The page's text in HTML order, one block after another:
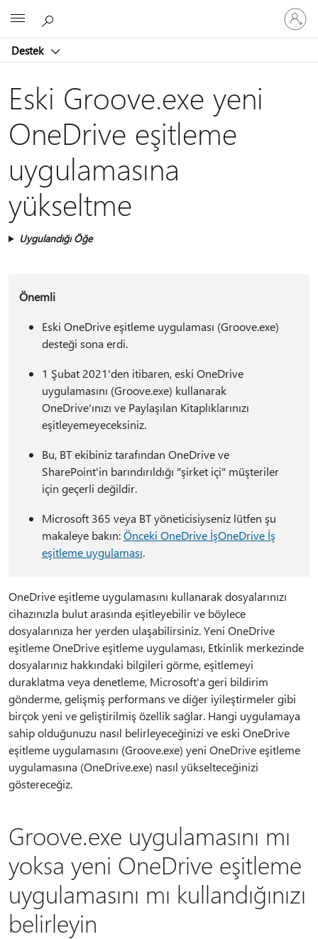
Destek
oturum
açın
Eski Groove.exe yeni
OneDrive eşitleme
uygulamasına
yükseltme
Uygulandığı Öğe
Önemli
Eski OneDrive eşitleme uygulaması (Groove.exe)
desteği sona erdi.
1 Şubat 2021'den itibaren, eski OneDrive
uygulamasını (Groove.exe) kullanarak
OneDrive'ınızı ve Paylaşılan Kitaplıklarınızı
eşitleyemeyeceksiniz.
Bu, BT ekibiniz tarafından OneDrive ve
SharePoint'in barındırıldığı "şirket içi" müşteriler
için geçerli değildir.
Microsoft 365 veya BT yöneticisiyseniz lütfen şu
makaleye bakın:Önceki OneDrive İşOneDrive İş
eşitleme uygulaması.
OneDrive eşitleme uygulamasını kullanarak dosyalarınızı
cihazınızla bulut arasında eşitleyebilir ve böylece
dosyalarınıza her yerden ulaşabilirsiniz. Yeni OneDrive
eşitleme OneDrive eşitleme uygulaması, Etkinlik merkezinde
dosyalarınız hakkındaki bilgileri görme, eşitlemeyi
duraklatma veya denetleme, Microsoft'a geri bildirim
gönderme, gelişmiş performans ve diğer iyileştirmeler gibi
birçok yeni ve geliştirilmiş özellik sağlar. Hangi uygulamaya
sahip olduğunuzu nasıl belirleyeceğinizi ve eski OneDrive
eşitleme uygulamasını (Groove.exe) yeni OneDrive eşitleme
uygulamasına (OneDrive.exe) nasıl yükselteceğinizi
göstereceğiz.
Groove.exe uygulamasını mı
yoksa yeni OneDrive eşitleme
uygulamasını mı kullandığınızı
belirleyin